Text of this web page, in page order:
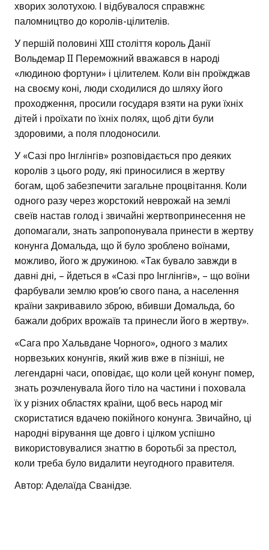
хворих золотухою. І відбувалося справжнє
паломництво до королів-цілителів.
У першій половині XIII століття король Данії
Вольдемар II Переможний вважався в народі
«людиною фортуни» і цілителем. Коли він проїжджав
на своєму коні, люди сходилися до шляху його
проходження, просили государя взяти на руки їхніх
дітей і проїхати по їхніх полях, щоб діти були
здоровими, а поля плодоносили.
У «Сазі про Інглінгів» розповідається про деяких
королів з цього роду, які приносилися в жертву
богам, щоб забезпечити загальне процвітання. Коли
одного разу через жорстокий неврожай на землі
свеїв настав голод і звичайні жертвопринесення не
допомагали, знать запропонувала принести в жертву
конунга Домальда, що й було зроблено воїнами,
можливо, його ж дружиною. «Так бувало завжди в
давні дні, – йдеться в «Сазі про Інглінгів», – що воїни
фарбували землю кров’ю свого пана, а населення
країни закривавило зброю, вбивши Домальда, бо
бажали добрих врожаїв та принесли його в жертву».
«Сага про Хальвдане Чорного», одного з малих
норвезьких конунгів, який жив вже в пізніші, не
легендарні часи, оповідає, що коли цей конунг помер,
знать розчленувала його тіло на частини і поховала
їх у різних областях країни, щоб весь народ міг
скористатися вдачею покійного конунга. Звичайно, ці
народні вірування ще довго і цілком успішно
використовувалися знаттю в боротьбі за престол,
коли треба було видалити неугодного правителя.
Автор: Аделаїда Сванідзе.